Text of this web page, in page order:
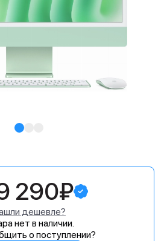
290₽
дешевле?
нет в наличии.
о поступлении?